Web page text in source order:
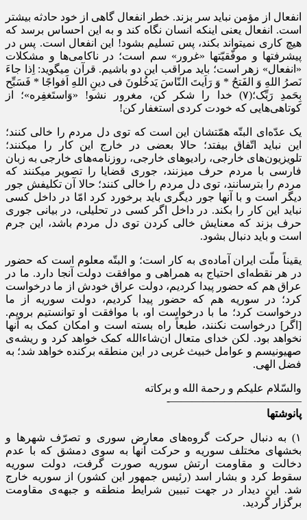
انفعال از مؤمن نباید سر بزند. خطر انفعال گاهی از خود حادثه بیشتر
است. انفعال یعنی اینکه انسان نگاه کند و به این احساس برسد که
هیچ کاری نمیتواند بکند، پس تسلیم بشود! این انفعال است. پس در
پیشرفتها و موفّقیّتها «غرور» سم است؛ در ناکامی‌ها و مشکلات
«انفعال» زهر است؛ باید مراقب این دو باشیم. قرآن میگوید: اِذا جاءَ
نَصرُ اللهِ وَ الفَتحُ * وَ رَاَیتَ النّاسَ یَدخُلونَ فی دینِ اللهِ اَفواجًا * فَسَبِّح
بِحَمدِ رَبِّک؛(۷) خدا را شکر کن، مغرور نشو! «وَاستَغفِره»؛ از
کوتاهی‌هایی که خودت کردی استغفار کن!
یک عدّه‌ای البتّه همّتشان این است که توی دل مردم را خالی کنند؛
این نباید اتّفاق بیفتد؛ حالا بعضی در خارج این کار را میکنند؛
تلویزیون‌های خارجی، رادیوهای خارجی، روزنامه‌های خارجی به زبان
فارسی با مردم حرف میزنند، جوری قضایا را تصویر میکنند که
مردم را بترسانند، توی دل مردم را خالی کنند؛ حالا آن تکلیفش جور
دیگر است و با آنها جور دیگری باید برخورد کرد امّا در داخل کسی
نباید این کار را بکند. در داخل اگر کسی در تحلیلی، در بیانی جوری
حرف بزند که معنایش خالی کردن توی دل مردم باشد، این جرم
است و باید دنبال بشود.
یقیناً ملّت ایران آماده‌ی به کار است؛ و البتّه معلوم است که حضور
در هر نقطه‌ای احتیاج به همراهی و موافقت دولت آنجا دارد. ما در
عراق هم که حضور پیدا کردیم، دولت عراق خودش از ما درخواست
کرد؛ در سوریه هم که حضور پیدا کردیم، دولت سوریه از ما
درخواست کرد؛ ما با درخواست او، با موافقت او توانستیم برویم.
[اگر] درخواست نکنند، طبعاً راه بسته است و امکان کمک به آنها
نخواهد بود. لکن خدای متعال ان‌شاءالله کمک خواهد کرد و ریشه‌ی
صهیونیسم و عوامل خبیث غربی در این منطقه برکنده خواهد شد؛ به
فضل الهی.
والسّلام علیکم و رحمة ‌الله و برکاته
————————————-
پانوشتها
(۱ به دنبال حرکت گروه‌های معارض سوری و تصرّف شهرها و
بخشهای مختلف سوریه و حرکت آنها به سوی دمشق که با عدم
دخالت و مقاومت ارتش سوریه صورت گرفت، دولت سوریه
سقوط کرد و بشار اسد (رئیس جمهور این کشور) از سوریه خارج
شد. این دیدار در جهت تبیین شرایط منطقه و جبهه‌ی مقاومت
برگزار گردید.